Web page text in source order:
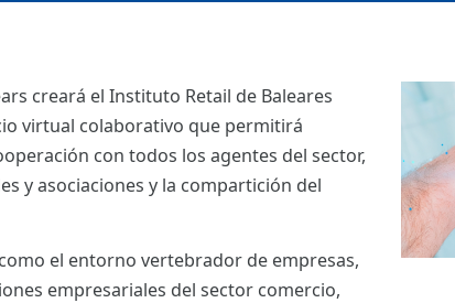
creará el Instituto Retail de Baleares
virtual colaborativo que permitirá
con todos los agentes del sector,
y asociaciones y la compartición del
el entorno vertebrador de empresas,
empresariales del sector comercio,